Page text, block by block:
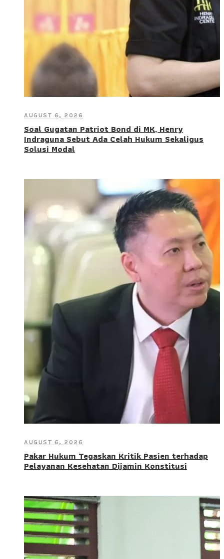
AUGUST 6, 2026
Soal Gugatan Patriot Bond di MK, Henry
Indraguna Sebut Ada Celah Hukum Sekaligus
Solusi Modal
AUGUST 6, 2026
Pakar Hukum Tegaskan Kritik Pasien terhadap
Pelayanan Kesehatan Dijamin Konstitusi